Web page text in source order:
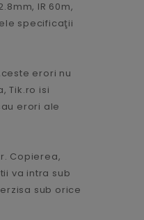
IR 60m,
specificaţii
erori nu
Tik.ro isi
erori ale
Copierea,
va intra sub
sub orice